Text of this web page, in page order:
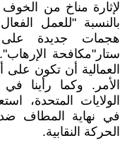
لإثارة مناخ من
بالنسبة "للعمل
هجمات جديدة على
ستار"مكافحة
العمالية أن تكون على
الولايات المتحدة،
في نهاية المطاف ضد
الحركة النقابية.